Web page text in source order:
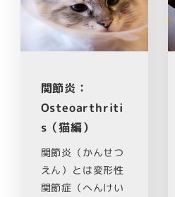
関節炎：
Osteoarthriti
s（猫編）
関節炎（かんせつ
えん）とは変形性
関節症（へんけい